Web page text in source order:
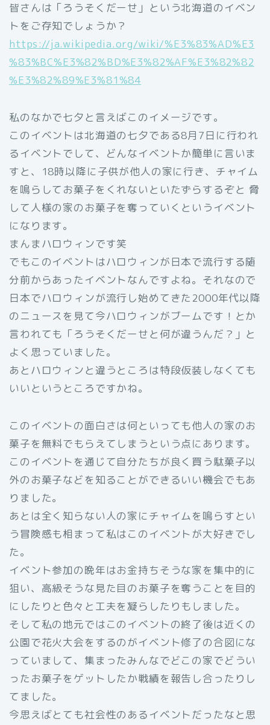
皆さんは「ろうそくだーせ」という北海道のイベン
トをご存知でしょうか？
https://ja.wikipedia.org/wiki/%E3%83%AD%E3
%83%BC%E3%82%BD%E3%82%AF%E3%82%82
%E3%82%89%E3%81%84
私のなかで七夕と言えばこのイメージです。
このイベントは北海道の七夕である8月7日に行われ
るイベントでして、どんなイベントか簡単に言いま
すと、18時以降に子供が他人の家に行き、チャイム
を鳴らしてお菓子をくれないといたずらするぞと 脅
して人様の家のお菓子を奪っていくというイベント
になります。
まんまハロウィンです笑
でもこのイベントはハロウィンが日本で流行する随
分前からあったイベントなんですよね。それなので
日本でハロウィンが流行し始めてきた2000年代以降
のニュースを見て今ハロウィンがブームです！とか
言われても「ろうそくだーせと何が違うんだ？」と
よく思っていました。
あとハロウィンと違うところは特段仮装しなくても
いいというところですかね。
このイベントの面白さは何といっても他人の家のお
菓子を無料でもらえてしまうという点にあります。
このイベントを通じて自分たちが良く買う駄菓子以
外のお菓子などを知ることができるいい機会でもあ
りました。
あとは全く知らない人の家にチャイムを鳴らすとい
う冒険感も相まって私はこのイベントが大好きでし
た。
イベント参加の晩年はお金持ちそうな家を集中的に
狙い、高級そうな見た目のお菓子を奪うことを目的
にしたりと色々と工夫を凝らしたりもしました。
そして私の地元ではこのイベントの終了後は近くの
公園で花火大会をするのがイベント修了の合図にな
っていまして、集まったみんなでどこの家でどうい
ったお菓子をゲットしたか戦績を報告し合ったりし
てました。
今思えばとても社会性のあるイベントだったなと思